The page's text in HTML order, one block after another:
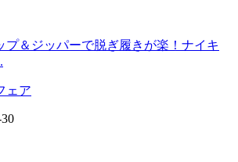
プ＆ジッパーで脱ぎ履きが楽！ナイキ
ェア